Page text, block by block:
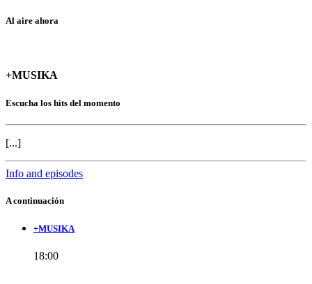
Al aire ahora
+MUSIKA
Escucha los hits del momento
[...]
Info and episodes
A continuación
+MUSIKA
18:00